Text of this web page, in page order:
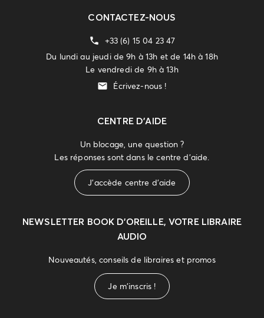
CONTACTEZ-NOUS
+33 (6) 15 04 23 47
Du lundi au jeudi de 9h à 13h et de 14h à 18h
Le vendredi de 9h à 13h
Écrivez-nous !
CENTRE D'AIDE
Un blocage, une question ?
Les réponses sont dans le centre d'aide.
J'accède centre d'aide
NEWSLETTER BOOK D’OREILLE, VOTRE LIBRAIRE
AUDIO
Nouveautés, conseils de libraires et promos
Je m'inscris !